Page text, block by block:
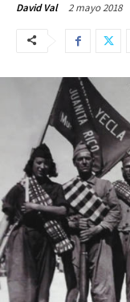
David Val 2 mayo 2018